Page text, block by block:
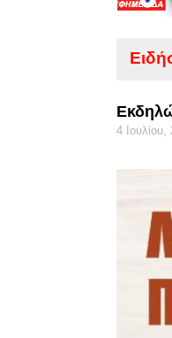
4 Ιουλίου,